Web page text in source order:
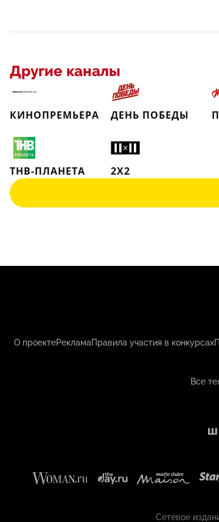
Другие каналы
КИНОПРЕМЬЕРА ДЕНЬ ПОБЕДЫ
ТНВ-ПЛАНЕТА
2X2
О проектеРекламаПравила участия в конкурсах
Все
Сетевое